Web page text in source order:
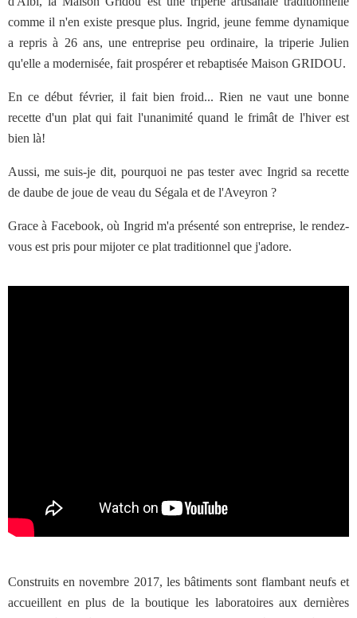
comme il n'en existe presque plus. Ingrid, jeune femme dynamique
a repris à 26 ans, une entreprise peu ordinaire, la triperie Julien
qu'elle a modernisée, fait prospérer et rebaptisée Maison GRIDOU.
En ce début février, il fait bien froid... Rien ne vaut une bonne
recette d'un plat qui fait l'unanimité quand le frimât de l'hiver est
bien là!
Aussi, me suis-je dit, pourquoi ne pas tester avec Ingrid sa recette
de daube de joue de veau du Ségala et de l'Aveyron ?
Grace à Facebook, où Ingrid m'a présenté son entreprise, le rendez-
vous est pris pour mijoter ce plat traditionnel que j'adore.
Construits en novembre 2017, les bâtiments sont flambant neufs et
accueillent en plus de la boutique les laboratoires aux dernières